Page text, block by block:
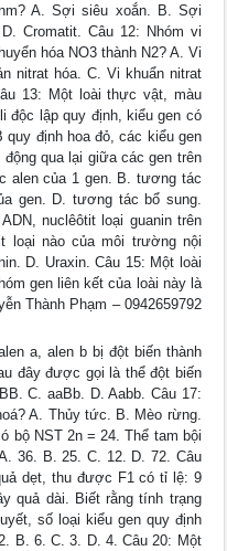
A. Sợi siêu xoắn. B. Sợi
Cromatit. Câu 12: Nhóm vi
hóa NO3 thành N2? A. Vi
nitrat hóa. C. Vi khuẩn nitrat
13: Một loài thực vật, màu
độc lập quy định, kiểu gen có
định hoa đỏ, các kiểu gen
qua lại giữa các gen trên
alen của 1 gen. B. tương tác
gen. D. tương tác bổ sung.
nuclêôtit loại guanin trên
loại nào của môi trường nội
D. Uraxin. Câu 15: Một loài
gen liên kết của loài này là
Thành Phạm – 0942659792
a, alen b bị đột biến thành
đây được gọi là thể đột biến
C. aaBb. D. Aabb. Câu 17:
A. Thủy tức. B. Mèo rừng.
bộ NST 2n = 24. Thể tam bội
36. B. 25. C. 12. D. 72. Câu
dẹt, thu được F1 có tỉ lệ: 9
quả dài. Biết rằng tính trạng
số loại kiểu gen quy định
B. 6. C. 3. D. 4. Câu 20: Một